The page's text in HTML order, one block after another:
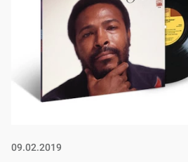
09.02.2019